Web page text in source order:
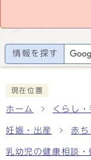
情報を探す
現在位置
ホーム くらし・
妊娠・出産 赤ち
乳幼児の健康相談・